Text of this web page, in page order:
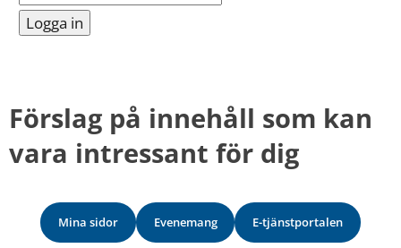
Förslag på innehåll som kan
vara intressant för dig
Mina sidor Evenemang E-tjänstportalen
sidan